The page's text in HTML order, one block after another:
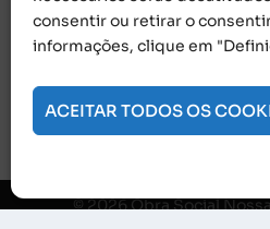
consentir ou retirar o
informações, clique em
ACEITAR TODOS OS
consulte Mais
© 2026 Obra Social